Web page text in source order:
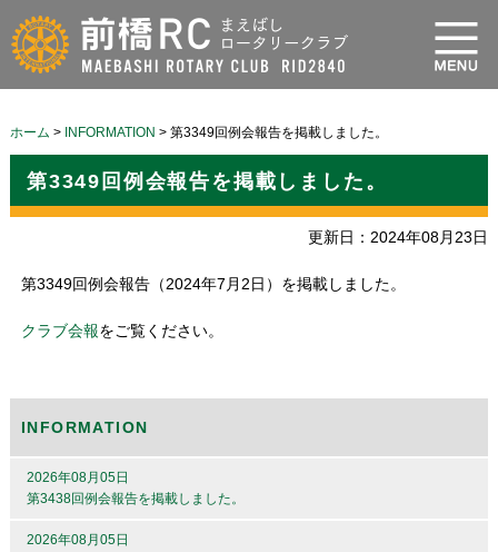
ホーム > INFORMATION > 第3349回例会報告を掲載しました。
第3349回例会報告を掲載しました。
更新日：2024年08月23日
第3349回例会報告（2024年7月2日）を掲載しました。
クラブ会報をご覧ください。
INFORMATION
2026年08月05日
第3438回例会報告を掲載しました。
2026年08月05日